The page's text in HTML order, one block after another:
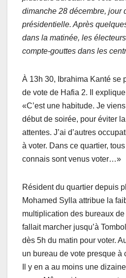
dimanche 28 décembre, jour
présidentielle. Après
dans la matinée, les
compte-gouttes dans les
À 13h 30, Ibrahima Kanté se
de vote de Hafia 2. Il
«C’est une habitude. Je
début de soirée, pour éviter
attentes. J’ai d’autres
à voter. Dans ce quartier,
connais sont venus voter…»
Résident du quartier depuis
Mohamed Sylla attribue la
multiplication des bureaux de
fallait marcher jusqu’à
dès 5h du matin pour voter.
un bureau de vote presque à
Il y en a au moins une